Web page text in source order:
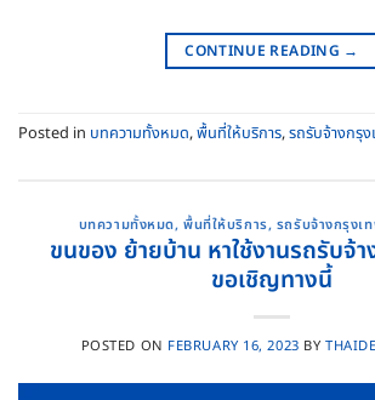
CONTINUE READING →
Posted in บทความทั้งหมด,พื้นที่ให้บริการ,รถรับจ้างกรุ
บทความทั้งหมด,พื้นที่ให้บริการ, รถรับจ้างกรุง
ขนของ ย้ายบ้าน หาใช้งานรถรับจ้
ขอเชิญทางนี้
POSTED ON FEBRUARY 16, 2023 BY